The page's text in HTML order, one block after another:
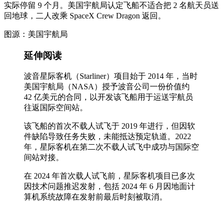
实际停留 9 个月。美国宇航局认定飞船不适合把 2 名航天员送
回地球，二人改乘 SpaceX Crew Dragon 返回。
图源：美国宇航局
延伸阅读
波音星际客机（Starliner）项目始于 2014 年，当时
美国宇航局（NASA）授予波音公司一份价值约
42 亿美元的合同，以开发该飞船用于运送宇航员
往返国际空间站。
该飞船的首次不载人试飞于 2019 年进行，但因软
件缺陷导致任务失败，未能抵达预定轨道。2022
年，星际客机在第二次不载人试飞中成功与国际空
间站对接。
在 2024 年首次载人试飞前，星际客机项目已多次
因技术问题推迟发射，包括 2024 年 6 月因地面计
算机系统故障在发射前最后时刻被取消。